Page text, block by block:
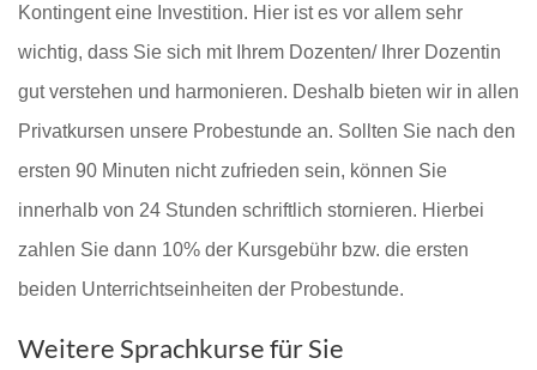
Kontingent eine Investition. Hier ist es vor allem sehr
wichtig, dass Sie sich mit Ihrem Dozenten/ Ihrer Dozentin
gut verstehen und harmonieren. Deshalb bieten wir in allen
Privatkursen unsere Probestunde an. Sollten Sie nach den
ersten 90 Minuten nicht zufrieden sein, können Sie
innerhalb von 24 Stunden schriftlich stornieren. Hierbei
zahlen Sie dann 10% der Kursgebühr bzw. die ersten
beiden Unterrichtseinheiten der Probestunde.
Weitere Sprachkurse für Sie